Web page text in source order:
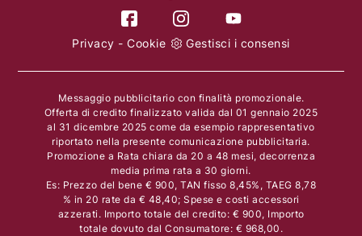
Privacy -Cookie Gestisci i consensi
Messaggio pubblicitario con finalità promozionale.
Offerta di credito finalizzato valida dal 01 gennaio 2025
al 31 dicembre 2025 come da esempio rappresentativo
riportato nella presente comunicazione pubblicitaria.
Promozione a Rata chiara da 20 a 48 mesi, decorrenza
media prima rata a 30 giorni.
Es: Prezzo del bene € 900, TAN fisso 8,45%, TAEG 8,78
% in 20 rate da € 48,40; Spese e costi accessori
azzerati. Importo totale del credito: € 900, Importo
totale dovuto dal Consumatore: € 968,00.